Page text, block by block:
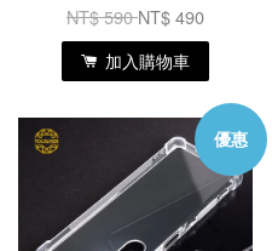
NT$ 590NT$ 490
加入購物車
優惠